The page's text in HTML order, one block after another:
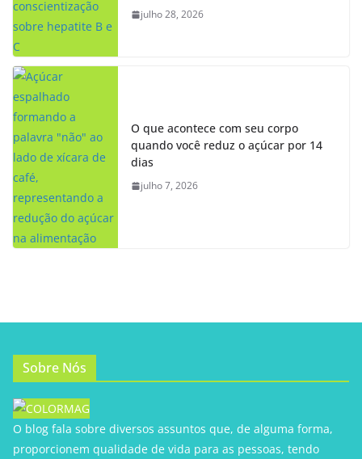
julho 28, 2026
O que acontece com seu corpo
quando você reduz o açúcar por 14
dias
julho 7, 2026
Sobre Nós
O blog fala sobre diversos assuntos que, de alguma forma,
proporcionem qualidade de vida para as pessoas, tendo